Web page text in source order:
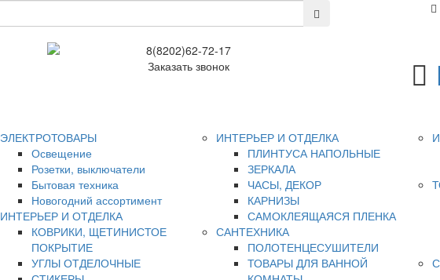
8(8202)62-72-17
Заказать звонок
ЭЛЕКТРОТОВАРЫ
Освещение
Розетки, выключатели
Бытовая техника
Новогодний ассортимент
ИНТЕРЬЕР И ОТДЕЛКА
КОВРИКИ, ЩЕТИНИСТОЕ
ПОКРЫТИЕ
УГЛЫ ОТДЕЛОЧНЫЕ
ИНТЕРЬЕР И ОТДЕЛКА
ПЛИНТУСА НАПОЛЬНЫЕ
ЗЕРКАЛА
ЧАСЫ, ДЕКОР
КАРНИЗЫ
САМОКЛЕЯЩАЯСЯ ПЛЕНКА
САНТЕХНИКА
ПОЛОТЕНЦЕСУШИТЕЛИ
ТОВАРЫ ДЛЯ ВАННОЙ